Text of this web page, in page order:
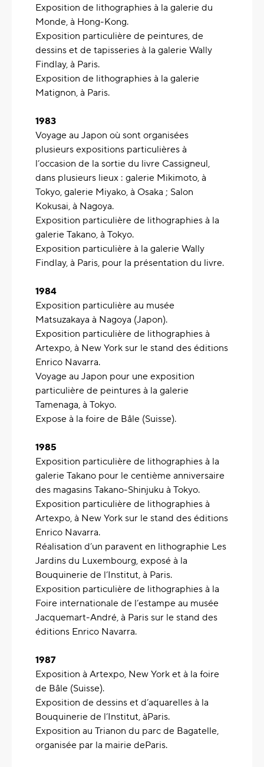
Exposition de lithographies à la galerie du
Monde, à Hong-Kong.
Exposition particulière de peintures, de
dessins et de tapisseries à la galerie Wally
Findlay, à Paris.
Exposition de lithographies à la galerie
Matignon, à Paris.
1983
Voyage au Japon où sont organisées
plusieurs expositions particulières à
l’occasion de la sortie du livre Cassigneul,
dans plusieurs lieux : galerie Mikimoto, à
Tokyo, galerie Miyako, à Osaka ; Salon
Kokusai, à Nagoya.
Exposition particulière de lithographies à la
galerie Takano, à Tokyo.
Exposition particulière à la galerie Wally
Findlay, à Paris, pour la présentation du livre.
1984
Exposition particulière au musée
Matsuzakaya à Nagoya (Japon).
Exposition particulière de lithographies à
Artexpo, à New York sur le stand des éditions
Enrico Navarra.
Voyage au Japon pour une exposition
particulière de peintures à la galerie
Tamenaga, à Tokyo.
Expose à la foire de Bâle (Suisse).
1985
Exposition particulière de lithographies à la
galerie Takano pour le centième anniversaire
des magasins Takano-Shinjuku à Tokyo.
Exposition particulière de lithographies à
Artexpo, à New York sur le stand des éditions
Enrico Navarra.
Réalisation d’un paravent en lithographie Les
Jardins du Luxembourg, exposé à la
Bouquinerie de l’Institut, à Paris.
Exposition particulière de lithographies à la
Foire internationale de l’estampe au musée
Jacquemart-André, à Paris sur le stand des
éditions Enrico Navarra.
1987
Exposition à Artexpo, New York et à la foire
de Bâle (Suisse).
Exposition de dessins et d’aquarelles à la
Bouquinerie de l’Institut, àParis.
Exposition au Trianon du parc de Bagatelle,
organisée par la mairie deParis.